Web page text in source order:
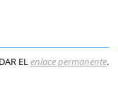
ELenlace permanente.